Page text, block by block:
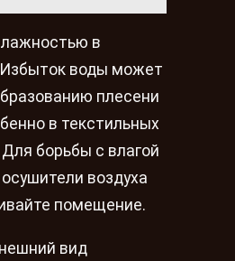
в
воды может
плесени
в текстильных
борьбы с влагой
воздуха
помещение.
вид